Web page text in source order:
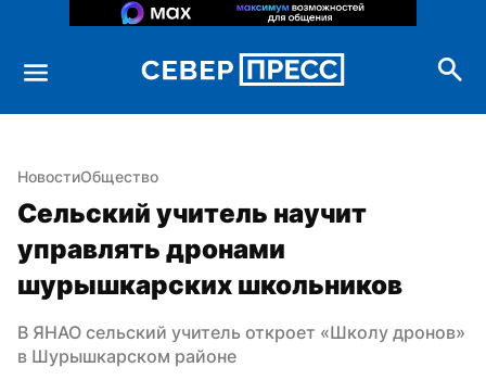
НовостиОбщество
Сельский учитель научит
управлять дронами
шурышкарских школьников
В ЯНАО сельский учитель откроет «Школу дронов»
в Шурышкарском районе